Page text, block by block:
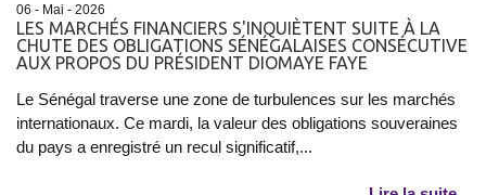
06 - Mai - 2026
LES MARCHÉS FINANCIERS S'INQUIÈTENT SUITE À LA
CHUTE DES OBLIGATIONS SÉNÉGALAISES CONSÉCUTIVE
AUX PROPOS DU PRÉSIDENT DIOMAYE FAYE
Le Sénégal traverse une zone de turbulences sur les marchés
internationaux. Ce mardi, la valeur des obligations souveraines
du pays a enregistré un recul significatif,...